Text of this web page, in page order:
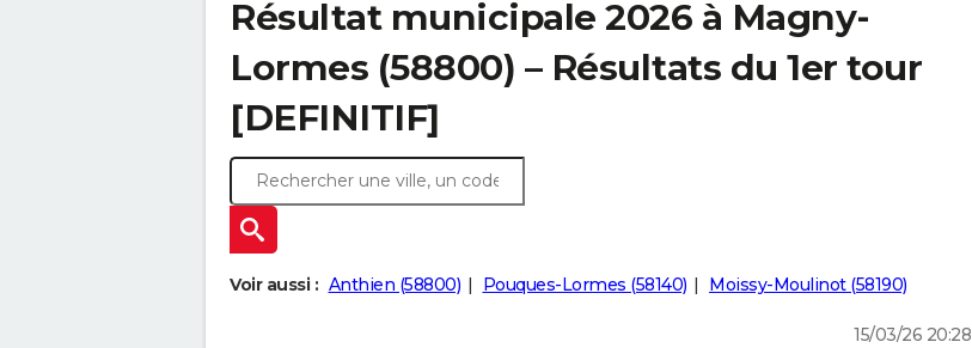
Résultat municipale 2026 à Magny-
Lormes (58800) – Résultats du 1er tour
[DEFINITIF]
Voir aussi : Anthien (58800) Pouques-Lormes (58140) Moissy-Moulinot (58190)
15/03/26 20:28